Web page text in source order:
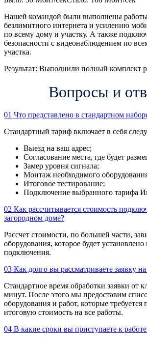
Нашей командой были выполнены
безлимитного интернета и усилению
по всему дому и участку. А также
безопасности с видеонаблюдением по
участка.
Результат: Выполнили полный комплект
Вопросы и
01 Что представлено в стандартном
Стандартный тариф включает в себя
Выезд на ваш адрес;
Согласование места, где будет
Замер уровня сигнала;
Монтаж необходимого
Итоговое тестирование;
Подключение выбранного тарифа
02 Как рассчитывается стоимость
загородном доме?
Рассчет стоимости, по большей части,
оборудования, которое будет установлено
подключения.
03 Как долго вы рассматриваете заявку
Стандартное время обработки заявки от
минут. После этого мы предоставим
оборудования и работ, которые требуется
итоговую стоимость на все работы.
04 В какие сроки вы приступаете к